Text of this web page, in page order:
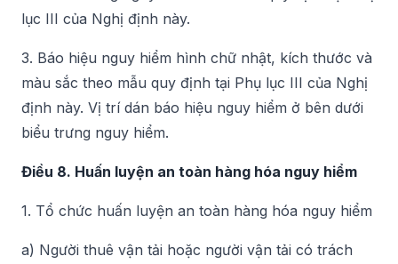
lục III của Nghị định này.
3. Báo hiệu nguy hiểm hình chữ nhật, kích thước và
màu sắc theo mẫu quy định tại Phụ lục III của Nghị
định này. Vị trí dán báo hiệu nguy hiểm ở bên dưới
biểu trưng nguy hiểm.
Điều 8. Huấn luyện an toàn hàng hóa nguy hiểm
1. Tổ chức huấn luyện an toàn hàng hóa nguy hiểm
a) Người thuê vận tải hoặc người vận tải có trách